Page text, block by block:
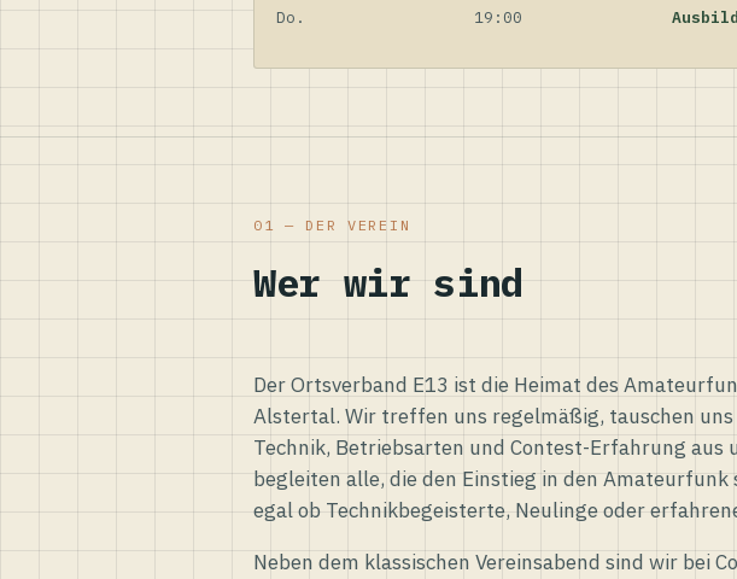
Do. 19:00
01 — DER VEREIN
Wer wir sind
Der Ortsverband E13 ist die Heimat des
Alstertal. Wir treffen uns regelmäßig, tauschen
Technik, Betriebsarten und Contest-Erfahrung aus
begleiten alle, die den Einstieg in den Amateurfunk
egal ob Technikbegeisterte, Neulinge oder
Neben dem klassischen Vereinsabend sind wir bei